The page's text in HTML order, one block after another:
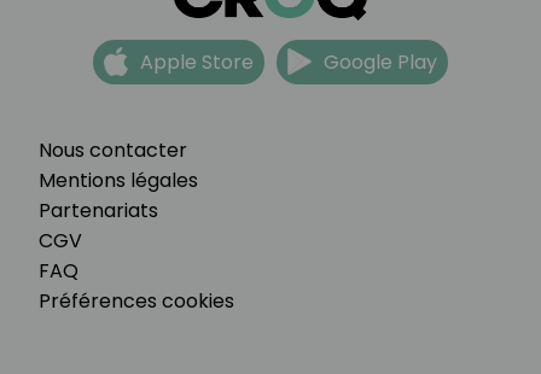
Nous contacter
Mentions légales
Partenariats
CGV
FAQ
Préférences cookies
Apple Store Google Play